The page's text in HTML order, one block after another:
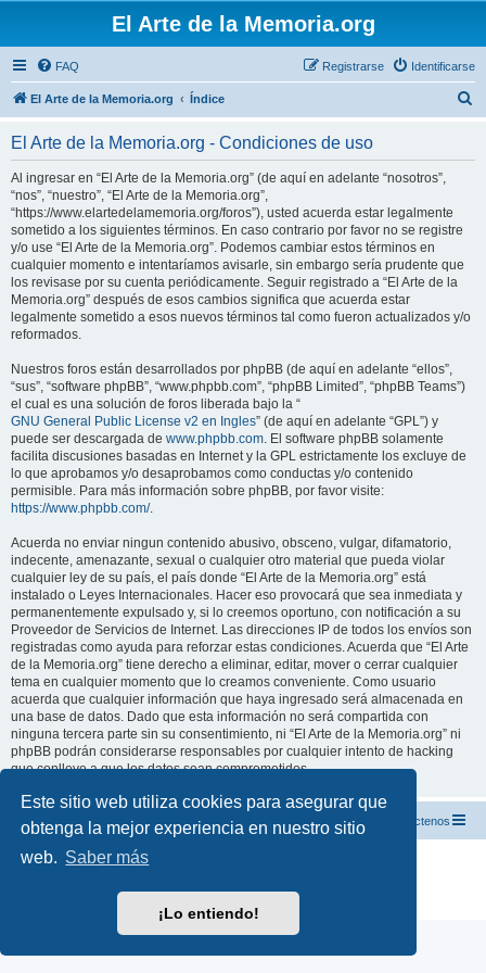
Este sitio web utiliza cookies para asegurar que
obtenga la mejor experiencia en nuestro sitio
web. Saber más
¡Lo entiendo!
El Arte de la Memoria.org
FAQ Identificarse
Registrarse
El Arte de la Memoria.org Índice
El Arte de la Memoria.org - Condiciones de uso
Al ingresar en “El Arte de la Memoria.org” (de aquí en adelante “nosotros”,
“nos”, “nuestro”, “El Arte de la Memoria.org”,
“https://www.elartedelamemoria.org/foros”), usted acuerda estar legalmente
sometido a los siguientes términos. En caso contrario por favor no se registre
y/o use “El Arte de la Memoria.org”. Podemos cambiar estos términos en
cualquier momento e intentaríamos avisarle, sin embargo sería prudente que
los revisase por su cuenta periódicamente. Seguir registrado a “El Arte de la
Memoria.org” después de esos cambios significa que acuerda estar
legalmente sometido a esos nuevos términos tal como fueron actualizados y/o
reformados.
Nuestros foros están desarrollados por phpBB (de aquí en adelante “ellos”,
“sus”, “software phpBB”, “www.phpbb.com”, “phpBB Limited”, “phpBB Teams”)
el cual es una solución de foros liberada bajo la “
GNU General Public License v2 en Ingles” (de aquí en adelante “GPL”) y
puede ser descargada de www.phpbb.com. El software phpBB solamente
facilita discusiones basadas en Internet y la GPL estrictamente los excluye de
lo que aprobamos y/o desaprobamos como conductas y/o contenido
permisible. Para más información sobre phpBB, por favor visite:
https://www.phpbb.com/.
Acuerda no enviar ningun contenido abusivo, obsceno, vulgar, difamatorio,
indecente, amenazante, sexual o cualquier otro material que pueda violar
cualquier ley de su país, el país donde “El Arte de la Memoria.org” está
instalado o Leyes Internacionales. Hacer eso provocará que sea inmediata y
permanentemente expulsado y, si lo creemos oportuno, con notificación a su
Proveedor de Servicios de Internet. Las direcciones IP de todos los envíos son
registradas como ayuda para reforzar estas condiciones. Acuerda que “El Arte
de la Memoria.org” tiene derecho a eliminar, editar, mover o cerrar cualquier
tema en cualquier momento que lo creamos conveniente. Como usuario
acuerda que cualquier información que haya ingresado será almacenada en
una base de datos. Dado que esta información no será compartida con
ninguna tercera parte sin su consentimiento, ni “El Arte de la Memoria.org” ni
phpBB podrán considerarse responsables por cualquier intento de hacking
que conlleve a que los datos sean comprometidos.
El Arte de la Memoria.org Índice Contáctenos
Desarrollado por
Condiciones